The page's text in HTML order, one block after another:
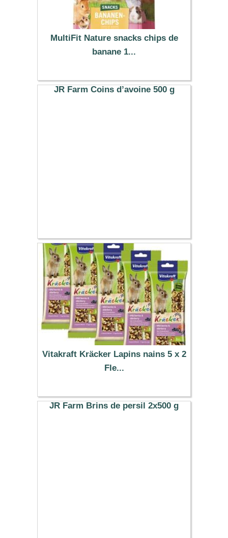
MultiFit Nature snacks chips de
banane 1...
3.99 €
JR Farm Coins d’avoine 500 g
Vitakraft Kräcker Lapins nains 5 x 2
Fle...
9.29 €
JR Farm Brins de persil 2x500 g